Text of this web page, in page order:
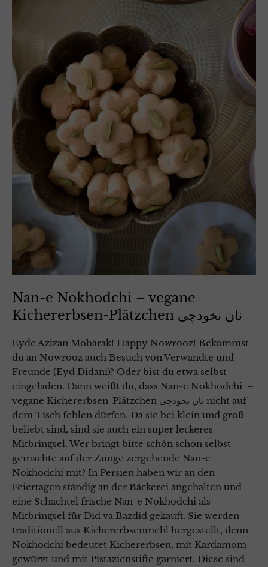
Nan-e Nokhodchi – vegane
Kichererbsen-Plätzchen نان نخودچی
Eyde Azizan Mobarak! Happy Nowrooz! Bekommst
du an Nowrooz auch Besuch von Verwandte und
Freunde (Eyd Didani)? Oder bist du etwa selbst
eingeladen. Dann weißt du, dass Nan-e Nokhodchi –
vegane Kichererbsen-Plätzchen نان نخودچی nicht auf
dem Tisch fehlen dürfen. Da sie bei klein und groß
beliebt sind, sind sie auch ein super leckeres
Mitbringsel. Wer bringt bitte schön schon selbst
gemachte auf der Zunge zergehende Nan-e
Nokhodchi mit? In Persien haben wir an den
Feiertagen ständig an der Bäckerei angehalten und
eine Schachtel frische Nan-e Nokhodchi als
Mitbringsel für Did va Bazdid gekauft. Sie werden
traditionell aus Kichererbsenmehl hergestellt, denn
Nokhodchi bedeutet Kichererbsen, mit Kardamom
gewürzt und mit Pistazienstifte garniert. Diese sind